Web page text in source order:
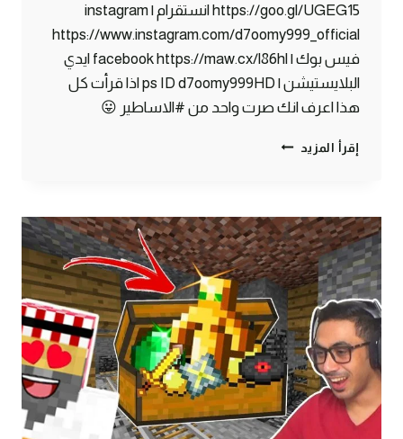
https://goo.gl/UGEG15 انستقرام | instagram
https://www.instagram.com/d7oomy999_official
فيس بوك | facebook https://maw.cx/l86hl ايدي
البلايستيشن | ps ID d7oomy999HD اذا قرأت كل
هذا اعرف انك صرت واحد من #الاساطير 😛
إقرأ المزيد ماين
صار
شيء
مستحيل!